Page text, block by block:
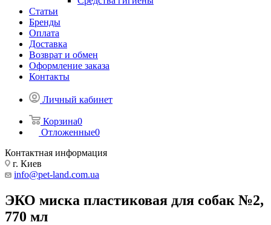
Статьи
Бренды
Оплата
Доставка
Возврат и обмен
Оформление заказа
Контакты
Личный кабинет
Корзина0
Отложенные0
Контактная информация
г. Киев
info@pet-land.com.ua
ЭКО миска пластиковая для собак №2,
770 мл